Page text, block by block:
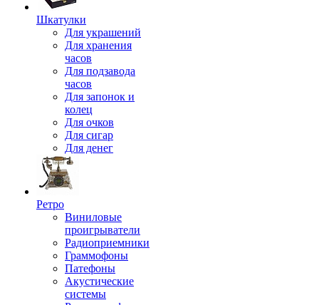
Шкатулки
Для украшений
Для хранения
часов
Для подзавода
часов
Для запонок и
колец
Для очков
Для сигар
Для денег
Ретро
Виниловые
проигрыватели
Радиоприемники
Граммофоны
Патефоны
Акустические
системы